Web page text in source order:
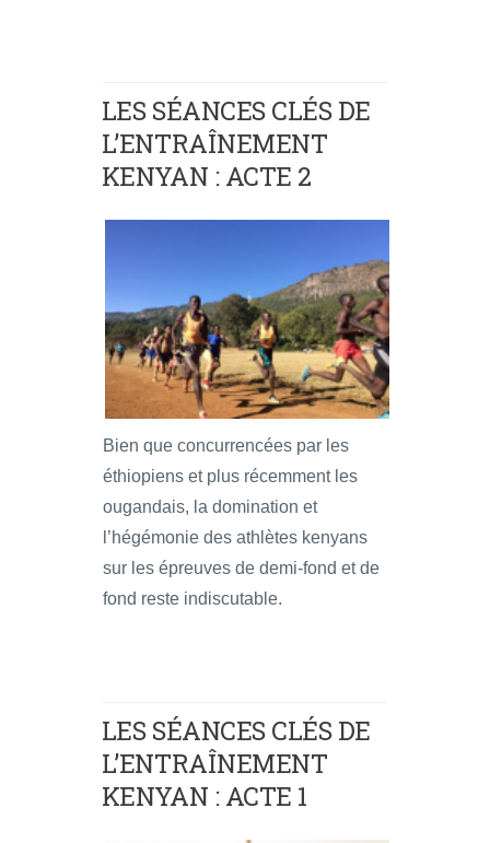
LES SÉANCES CLÉS DE
L’ENTRAÎNEMENT
KENYAN : ACTE 2
Bien que concurrencées par les
éthiopiens et plus récemment les
ougandais, la domination et
l’hégémonie des athlètes kenyans
sur les épreuves de demi-fond et de
fond reste indiscutable.
LES SÉANCES CLÉS DE
L’ENTRAÎNEMENT
KENYAN : ACTE 1